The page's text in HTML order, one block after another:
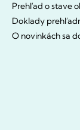
Prehľad o stave
Doklady
O novinkách sa